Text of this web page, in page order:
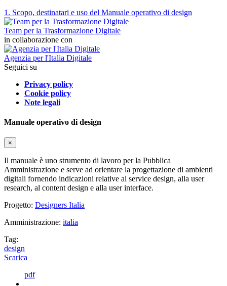
1. Scopo, destinatari e uso del Manuale operativo di design
Team per la Trasformazione Digitale
in collaborazione con
Agenzia per l'Italia Digitale
Seguici su
Privacy policy
Cookie policy
Note legali
Manuale operativo di design
×
Il manuale è uno strumento di lavoro per la Pubblica
Amministrazione e serve ad orientare la progettazione di ambienti
digitali fornendo indicazioni relative al service design, alla user
research, al content design e alla user interface.
Progetto: Designers Italia
Amministrazione: italia
Tag:
design
Scarica
pdf